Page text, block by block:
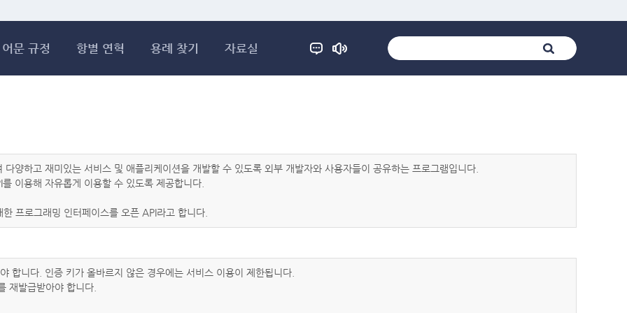
어문 규정 항별 연혁 용례 찾기 자료실
양하고 재미있는 서비스 및 애플리케이션을 개발할 수 있도록 외부 개발자와 사용자들이 공유하는 프로그램입니다.
이용해 자유롭게 이용할 수 있도록 제공합니다.
프로그래밍 인터페이스를 오픈 API라고 합니다.
합니다. 인증 키가 올바르지 않은 경우에는 서비스 이용이 제한됩니다.
재발급받아야 합니다.